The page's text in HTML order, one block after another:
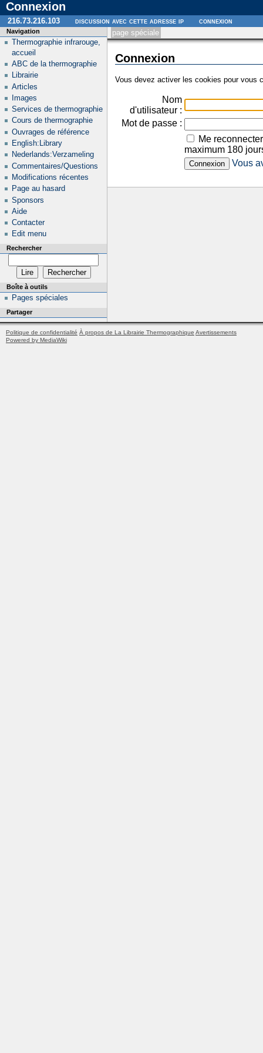
Connexion
page spéciale
Connexion
Vous devez activer les cookies pour vous
Nom
d'utilisateur :
Mot de passe :
Me
maximum 180
Vous
Navigation
Thermographie infrarouge,
accueil
ABC de la thermographie
Librairie
Articles
Images
Services de thermographie
Cours de thermographie
Ouvrages de référence
English:Library
Nederlands:Verzameling
Commentaires/Questions
Modifications récentes
Page au hasard
Sponsors
Aide
Contacter
Edit menu
Rechercher
Boîte à outils
Pages spéciales
Partager
216.73.216.103 discussion avec cette adresse ip connexion
Politique de confidentialité À propos de La Librairie Thermographique Avertissements
Powered by MediaWiki